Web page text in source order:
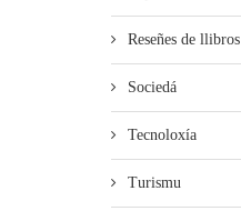
Reseñes de llibros
Sociedá
Tecnoloxía
Turismu